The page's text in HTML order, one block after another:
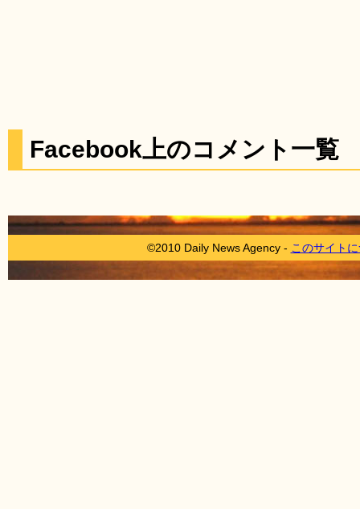
Facebook上のコメント一覧
©2010 Daily News Agency - このサイト